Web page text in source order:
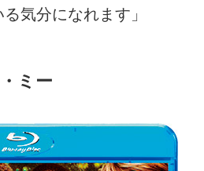
気分になれます」
ミー